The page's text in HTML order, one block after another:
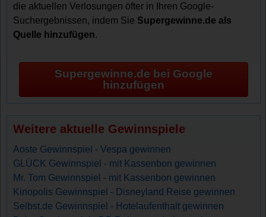
die aktuellen Verlosungen öfter in Ihren Google-
Suchergebnissen, indem Sie Supergewinne.de als
Quelle hinzufügen.
Supergewinne.de bei Google
hinzufügen
Weitere aktuelle Gewinnspiele
Aoste Gewinnspiel - Vespa gewinnen
GLÜCK Gewinnspiel - mit Kassenbon gewinnen
Mr. Tom Gewinnspiel - mit Kassenbon gewinnen
Kinopolis Gewinnspiel - Disneyland Reise gewinnen
Selbst.de Gewinnspiel - Hotelaufenthalt gewinnen